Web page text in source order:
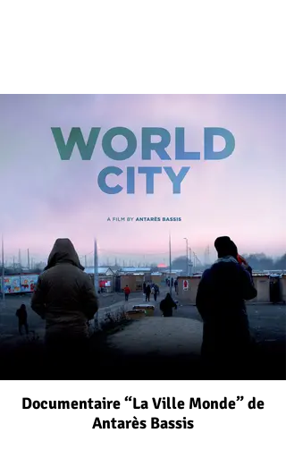
Documentaire “La Ville Monde” de
Antarès Bassis